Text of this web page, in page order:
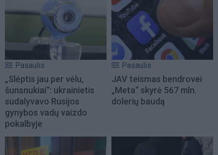
Pasaulis
„Slėptis jau per vėlu,
šunsnukiai“: ukrainietis
sudalyvavo Rusijos
gynybos vadų vaizdo
pokalbyje
Pasaulis
JAV teismas bendrovei
„Meta“ skyrė 567 mln.
dolerių baudą